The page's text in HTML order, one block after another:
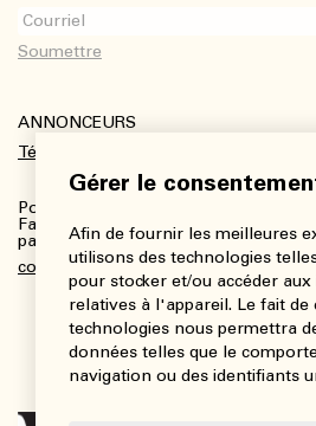
Gérer le
Afin de fournir les meilleures
utilisons des technologies
pour stocker et/ou accéder
relatives à l'appareil. Le fait de
technologies nous permettra
données telles que le
navigation ou des identifiants
ANNONCEURS
Télécharger le kit média
Pour plus de renseignements :
Fanny Charbonneau, Responsable
partenariats et publicités
communications@viedesarts.com